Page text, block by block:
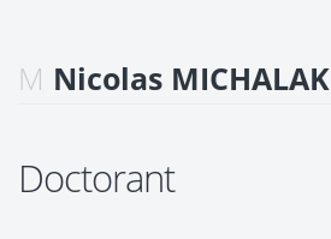
M Nicolas MICHALAK
Doctorant